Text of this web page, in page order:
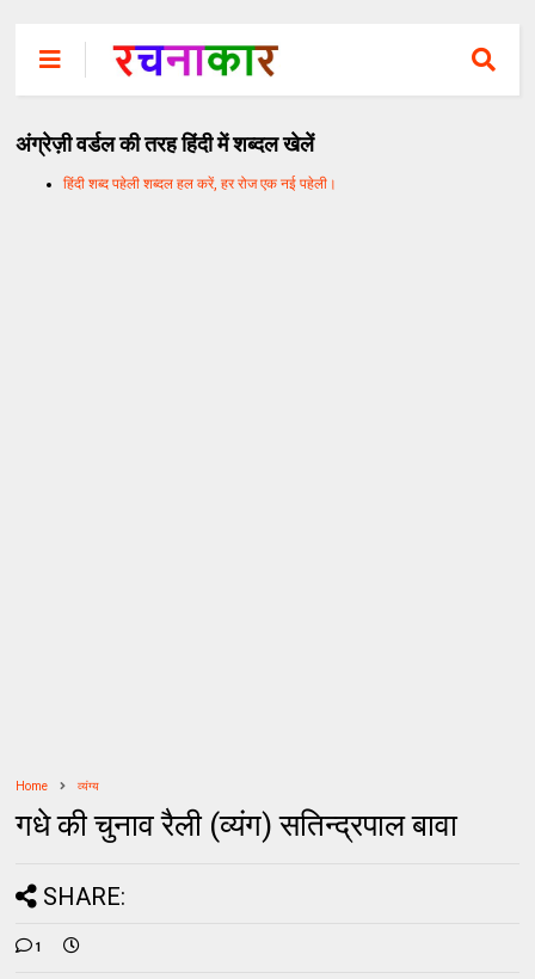
अंग्रेज़ी वर्डल की तरह हिंदी में शब्दल खेलें
हिंदी शब्द पहेली शब्दल हल करें, हर रोज एक नई पहेली।
Home व्यंग्य
गधे की चुनाव रैली (व्यंग) सतिन्द्रपाल बावा
SHARE:
1